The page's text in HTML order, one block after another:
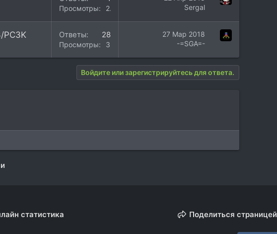
Просмотры 2K
Sergal
PC3K Ответы 28
Просмотры
27 Мар 2018
-=SGA=-
Войдите или зарегистрируйтесь для ответа.
статистика Поделиться страницей